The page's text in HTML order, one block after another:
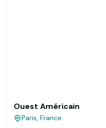
Ouest Américain
Paris, France